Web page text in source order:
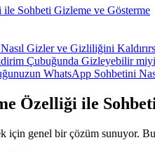
Sohbeti Gizleme ve Gösterme
Gizler ve Gizliliğini
Çubuğunda Gizleyebilir
WhatsApp Sohbetini
Özelliği ile
için genel bir çözüm sunuyor.